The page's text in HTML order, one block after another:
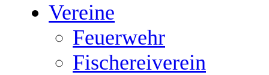
Vereine
Feuerwehr
Fischereiverein